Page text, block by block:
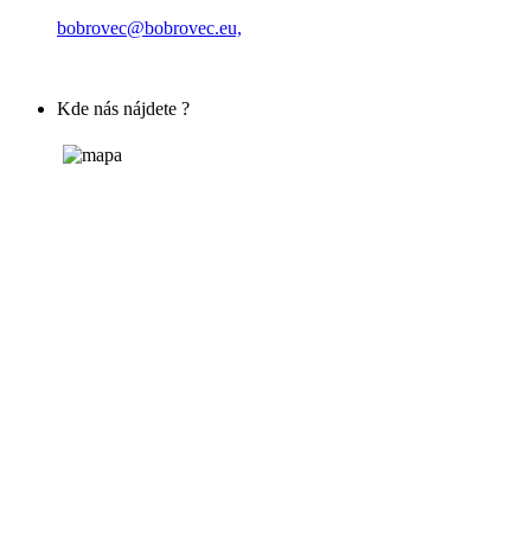
bobrovec@bobrovec.eu,
Kde nás nájdete ?